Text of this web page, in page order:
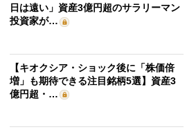
日は遠い」資産3億円超のサラリーマン
投資家が…
【キオクシア・ショック後に「株価倍
増」も期待できる注目銘柄5選】資産3
億円超・…